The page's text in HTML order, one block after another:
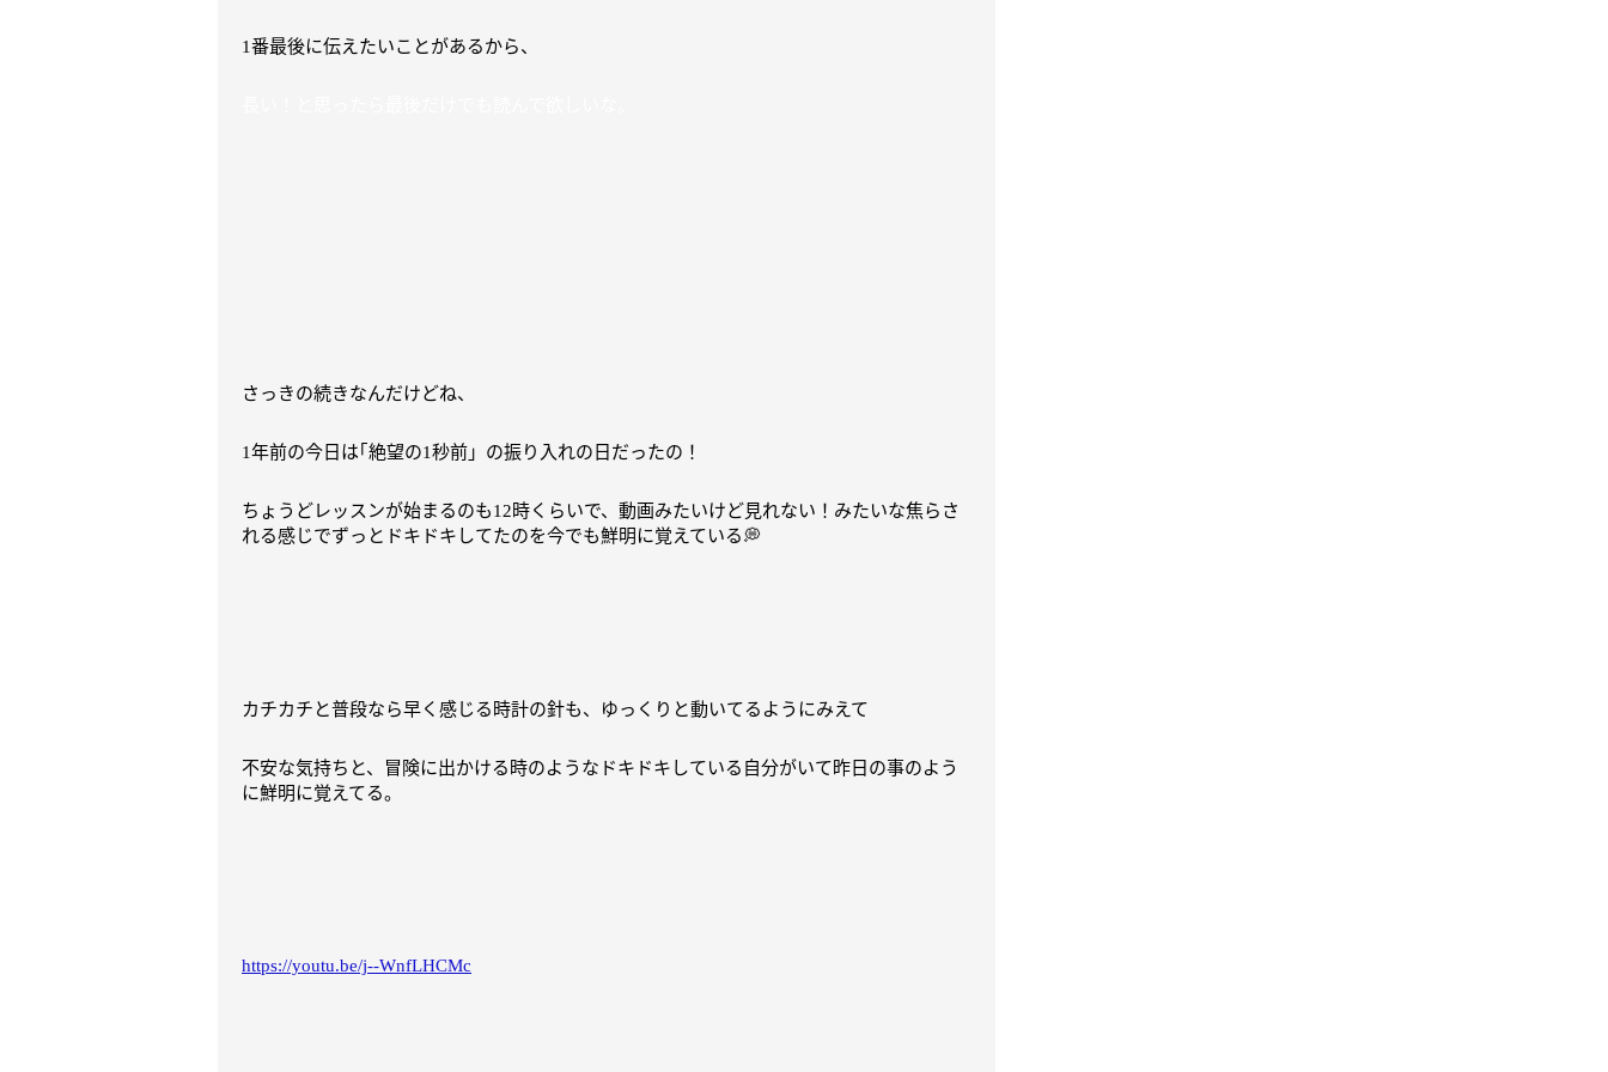
1番最後に伝えたいことがあるから、
さっきの続きなんだけどね、
1年前の今日は｢絶望の1秒前」の振り入れの日だったの！
ちょうどレッスンが始まるのも12時くらいで、動画みたいけど見れない！みたいな焦らさ
れる感じでずっとドキドキしてたのを今でも鮮明に覚えている💭
カチカチと普段なら早く感じる時計の針も、 ゆっくりと動いてるようにみえて
不安な気持ちと、 冒険に出かける時のようなドキドキしている自分がいて昨日の事のよう
に鮮明に覚えてる。
https://youtu.be/j--WnfLHCMc